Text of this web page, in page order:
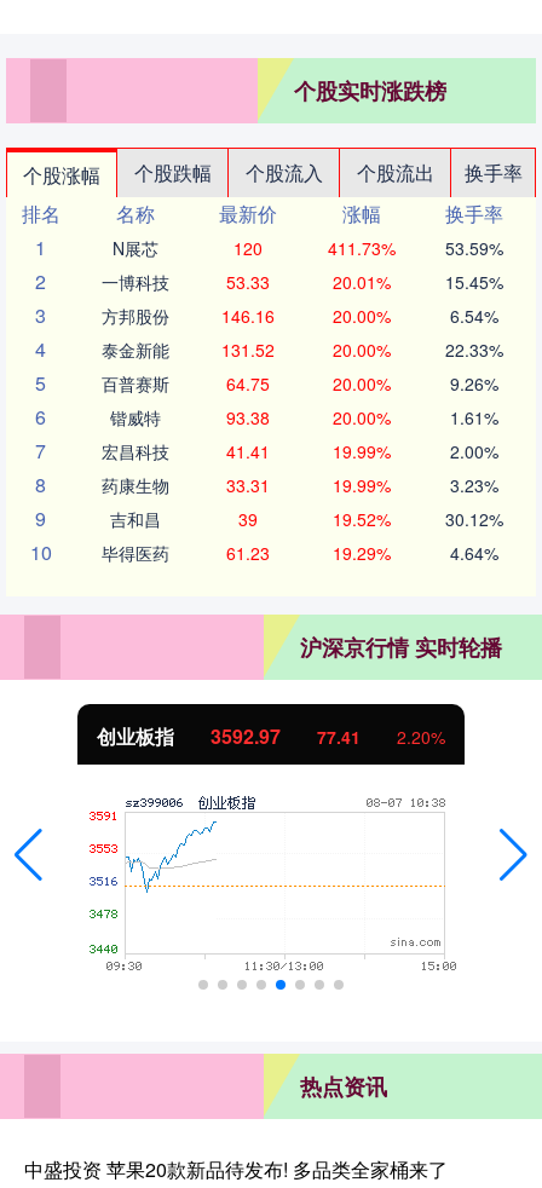
个股实时涨跌榜
个股涨幅 个股跌幅 个股流入 个股流出
换手率
排名
名称 最新价 涨幅
换手率
1
N展芯 120 411.73% 53.59%
2 一博科技 53.33 20.01% 15.45%
3 方邦股份 146.16 20.00% 6.54%
4 泰金新能 131.52 20.00% 22.33%
5 百普赛斯 64.75 20.00% 9.26%
6 锴威特 93.38 20.00% 1.61%
7 宏昌科技 41.41 19.99% 2.00%
8 药康生物 33.31 19.99% 3.23%
9 吉和昌 39 19.52% 30.12%
10 毕得医药 61.23 19.29% 4.64%
沪深京行情 实时轮播
基金指数 7237.37 7.57 0.10%
热点资讯
中盛投资 苹果20款新品待发布! 多品类全家桶来了